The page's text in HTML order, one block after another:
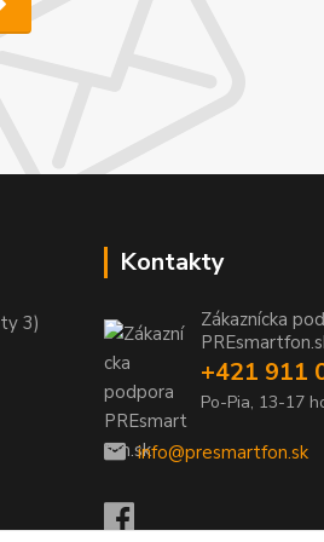
3)
Kontakty
Zákaznícka
+421 911
Po-Pia, 13-17
info@presmartfon.sk